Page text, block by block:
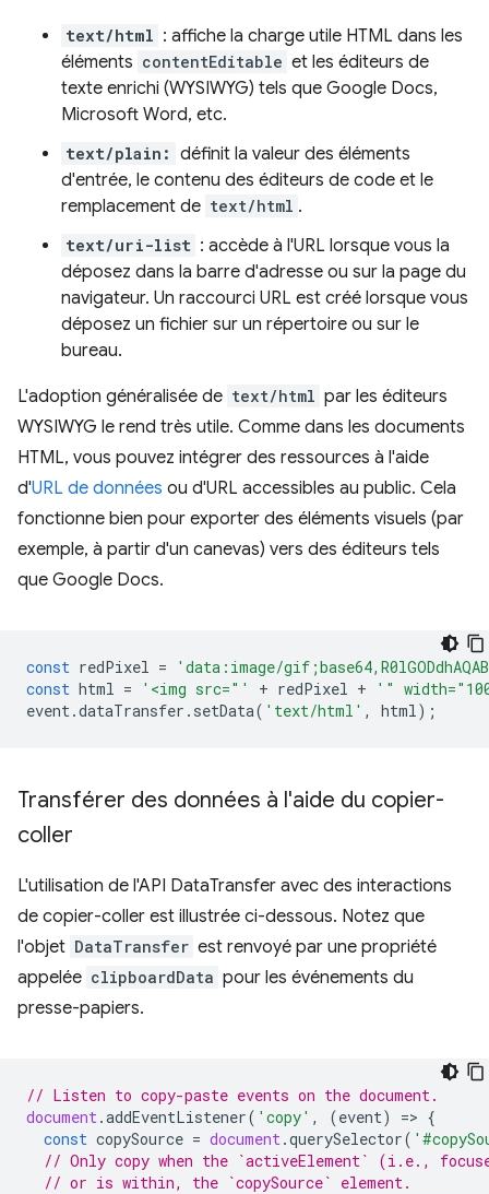
text/html : affiche la charge utile HTML dans les
éléments contentEditable et les éditeurs de
texte enrichi (WYSIWYG) tels que Google Docs,
Microsoft Word, etc.
text/plain: définit la valeur des éléments
d'entrée, le contenu des éditeurs de code et le
remplacement de text/html .
text/uri-list : accède à l'URL lorsque vous la
déposez dans la barre d'adresse ou sur la page du
navigateur. Un raccourci URL est créé lorsque vous
déposez un fichier sur un répertoire ou sur le
bureau.
L'adoption généralisée de text/html par les éditeurs
WYSIWYG le rend très utile. Comme dans les documents
HTML, vous pouvez intégrer des ressources à l'aide
d'URL de données ou d'URL accessibles au public. Cela
fonctionne bien pour exporter des éléments visuels (par
exemple, à partir d'un canevas) vers des éditeurs tels
que Google Docs.
const redPixel =
'data:image/
const html = '<img src="' + redPixel +
'"
event.dataTransfer . setData( 'text/html' , html);
Transférer des données à l'aide du copier-
coller
L'utilisation de l'API DataTransfer avec des interactions
de copier-coller est illustrée ci-dessous. Notez que
l'objet DataTransfer est renvoyé par une propriété
appelée clipboardData pour les événements du
presse-papiers.
// Listen to copy-paste events on the document.
document.addEventListener( 'copy' , (event) => {
const copySource = document.querySelector(
// Only copy when the `activeElement` (i.e.,
// or is within, the `copySource` element.